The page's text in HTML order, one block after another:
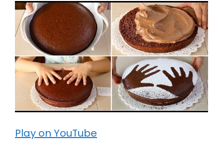
Play on YouTube